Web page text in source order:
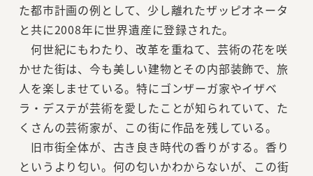
た都市計画の例として、少し離れたザッピオネータ
と共に2008年に世界遺産に登録された。
何世紀にもわたり、改革を重ねて、芸術の花を咲
かせた街は、今も美しい建物とその内部装飾で、旅
人を楽しませている。特にゴンザーガ家やイザベ
ラ・デステが芸術を愛したことが知られていて、た
くさんの芸術家が、この街に作品を残している。
旧市街全体が、古き良き時代の香りがする。香り
というより匂い。何の匂いかわからないが、この街